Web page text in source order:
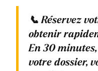
📞Réservez
obtenir
En30 minutes
votre dossier,